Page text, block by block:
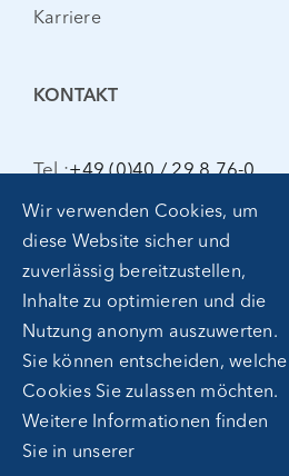
Karriere
KONTAKT
Tel.:+49 (0)40 / 29 8 76-0
kontakt@gdp-group.com
Newsletter an
Wir verwenden Cookies, um
diese Website sicher und
zuverlässig bereitzustellen,
Inhalte zu optimieren und die
Nutzung anonym auszuwerten.
Sie können entscheiden, welche
Cookies Sie zulassen möchten.
Weitere Informationen finden
Sie in unserer